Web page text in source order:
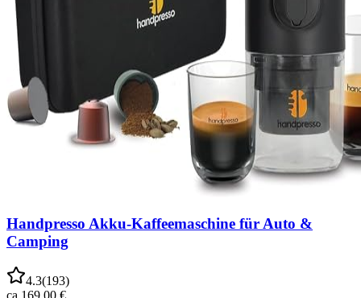
Handpresso Akku-Kaffeemaschine für Auto &
Camping
4.3(193)
ca. 169,00 €